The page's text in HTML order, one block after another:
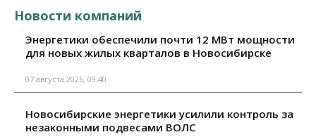
Новости компаний
Энергетики обеспечили почти 12 МВт мощности
для новых жилых кварталов в Новосибирске
07 августа 2026, 09:40
Новосибирские энергетики усилили контроль за
незаконными подвесами ВОЛС